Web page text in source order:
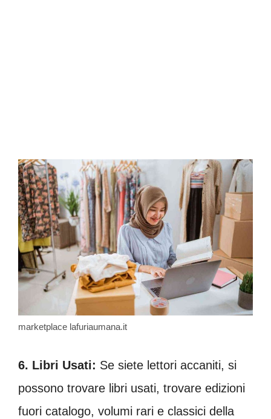
marketplace lafuriaumana.it
6. Libri Usati: Se siete lettori accaniti, si
possono trovare libri usati, trovare edizioni
fuori catalogo, volumi rari e classici della